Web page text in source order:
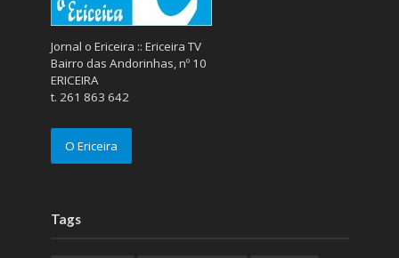
Jornal o Ericeira :: Ericeira TV
Bairro das Andorinhas, nº 10
ERICEIRA
t. 261 863 642
O Ericeira
Tags